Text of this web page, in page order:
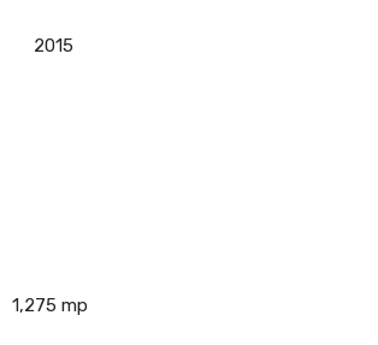
2015
1,275 mp